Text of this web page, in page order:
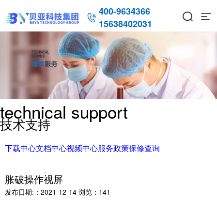
 400-9634366
15638402031
 
technical support
技术支持
下载中心文档中心视频中心服务政策保修查询
胀破操作视屏
发布日期:：2021-12-14 浏览： 141